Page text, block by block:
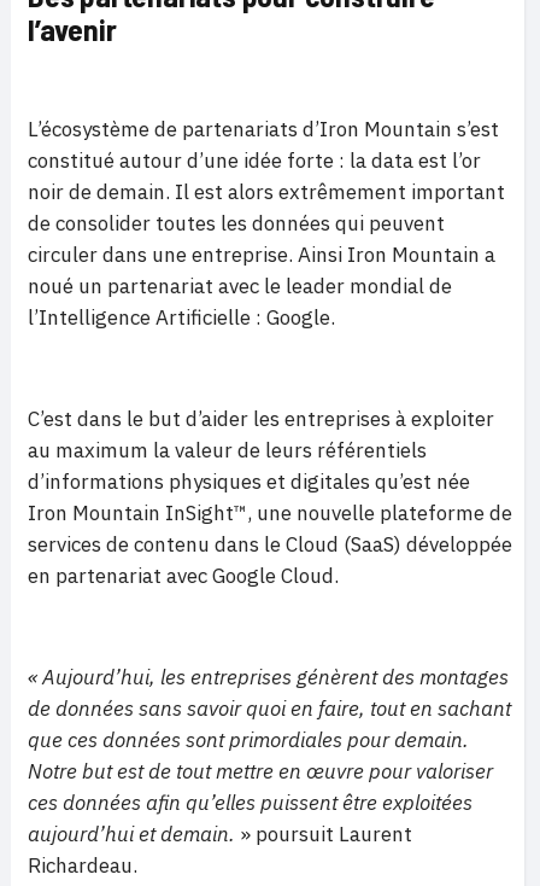
l’avenir
L’écosystème de partenariats d’Iron Mountain s’est
constitué autour d’une idée forte : la data est l’or
noir de demain. Il est alors extrêmement important
de consolider toutes les données qui peuvent
circuler dans une entreprise. Ainsi Iron Mountain a
noué un partenariat avec le leader mondial de
l’Intelligence Artificielle : Google.
C’est dans le but d’aider les entreprises à exploiter
au maximum la valeur de leurs référentiels
d’informations physiques et digitales qu’est née
Iron Mountain InSight™, une nouvelle plateforme de
services de contenu dans le Cloud (SaaS) développée
en partenariat avec Google Cloud.
« Aujourd’hui, les entreprises génèrent des montages
de données sans savoir quoi en faire, tout en sachant
que ces données sont primordiales pour demain.
Notre but est de tout mettre en œuvre pour valoriser
ces données afin qu’elles puissent être exploitées
aujourd’hui et demain. » poursuit Laurent
Richardeau.